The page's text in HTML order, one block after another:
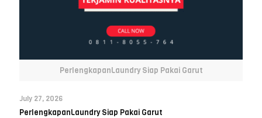
PerlengkapanLaundry Siap Pakai Garut
July 27, 2026
PerlengkapanLaundry Siap Pakai Garut